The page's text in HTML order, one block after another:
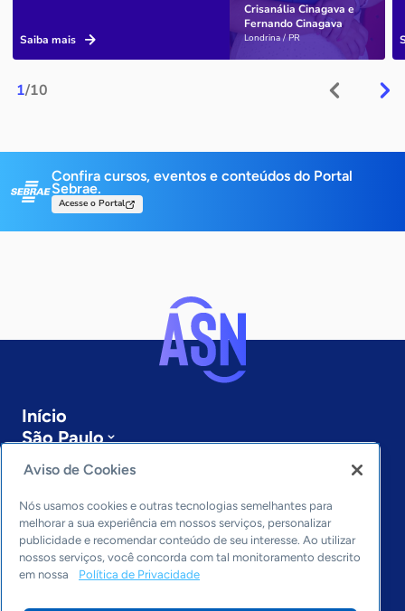
1/10
Crisanália Cinagava e
Fernando Cinagava
Londrina / PR
Saiba mais
Confira cursos, eventos e conteúdos do Portal
Sebrae.
Acesse o Portal
Início
São Paulo
Sobre a ASN
Últimas notícias
Entre em contato
Editorias
Economia & Política
Inovação & Tecnologia
Cultura empreendedora
Aviso de Cookies
Nós usamos cookies e outras tecnologias semelhantes para
melhorar a sua experiência em nossos serviços, personalizar
publicidade e recomendar conteúdo de seu interesse. Ao utilizar
nossos serviços, você concorda com tal monitoramento descrito
em nossa
Política de Privacidade